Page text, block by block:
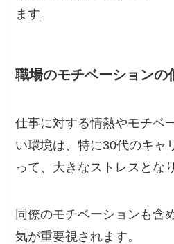
ます。
職場のモチベーションの
仕事に対する情熱やモチベ
い環境は、特に30代のキャ
って、大きなストレスとな
同僚のモチベーションも含
気が重要視されます。